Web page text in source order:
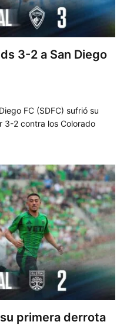
3-2 a San Diego
FC (SDFC) sufrió su
3-2 contra los Colorado
primera derrota